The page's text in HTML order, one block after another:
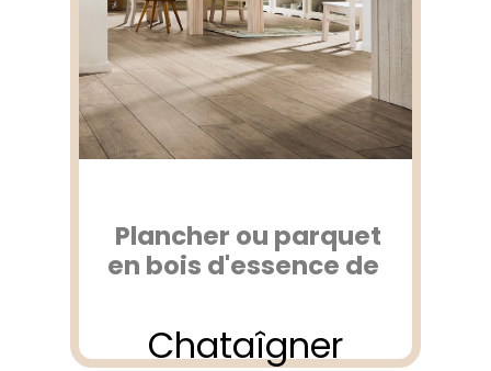
Plancher ou parquet
en bois d'essence de
Chataîgner